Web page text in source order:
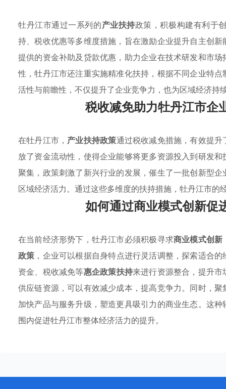
牡丹江市通过一系列的产业扶持政策，积极构建有利于
持、税收优惠等多维度措施，旨在激励企业提升自主创
提供的资金补助及贷款优惠，助力企业在技术研发和市
性，牡丹江市还注重实施精准化扶持，根据不同企业特
活性与前瞻性，不仅提升了企业竞争力，也为区域经济持
税收减免助力牡丹江市企
在牡丹江市， 产业扶持政策通过税收减免措施，有效提
放了资金流动性，使得企业能够将更多资源投入到研发
聚集，政策刺激了新兴行业的发展，催生了一批创新型
区域经济活力。通过这些多维度的扶持措施，牡丹江市
如何通过商业模式创新促
在当前经济形势下，牡丹江市必须积极寻求商业模式创新
政策 ，企业可以根据自身特点进行灵活调整，探索适合
资金、税收减免等惠企政策扶持来进行资源整合，提升
供应链资源，可以有效减少成本，提高竞争力。同时，
加快产品与服务升级，塑造更具吸引力的商业生态。这
围内促进牡丹江市整体经济活力的提升。